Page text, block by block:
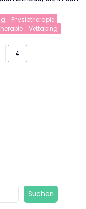
Physiotherapie
Vettaping
4
Suchen